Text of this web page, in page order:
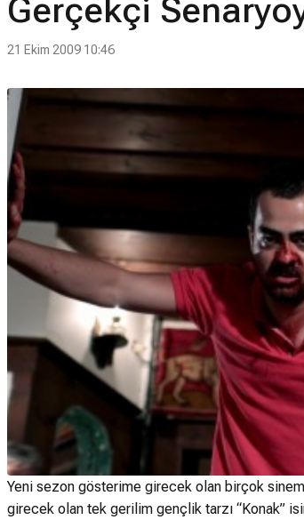
Gerçekçi
21 Ekim 2009 10:46
Yeni sezon gösterime girecek olan birçok
girecek olan tek gerilim gençlik tarzı “Konak”